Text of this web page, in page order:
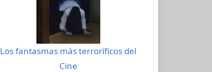
Los fantasmas más terroríficos del
Cine